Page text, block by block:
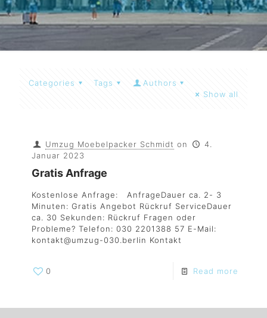
Categories Tags
Authors
Show all
Umzug Moebelpacker Schmidt on
4.
Januar 2023
Gratis Anfrage
Kostenlose Anfrage: AnfrageDauer ca. 2- 3
Minuten: Gratis Angebot Rückruf ServiceDauer
ca. 30 Sekunden: Rückruf Fragen oder
Probleme? Telefon: 030 2201388 57 E-Mail:
kontakt@umzug-030.berlin Kontakt
0 Read more